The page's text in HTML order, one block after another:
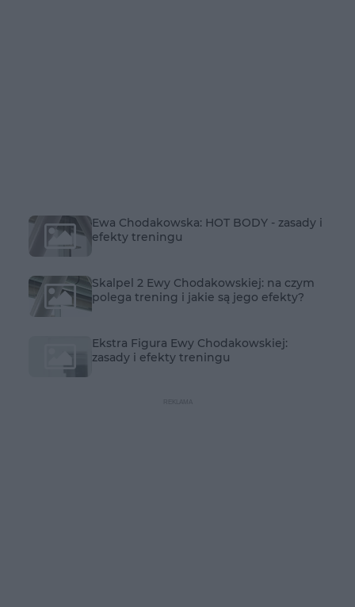
Ewa Chodakowska: HOT BODY - zasady i
efekty treningu
Skalpel 2 Ewy Chodakowskiej: na czym
polega trening i jakie są jego efekty?
Ekstra Figura Ewy Chodakowskiej:
zasady i efekty treningu